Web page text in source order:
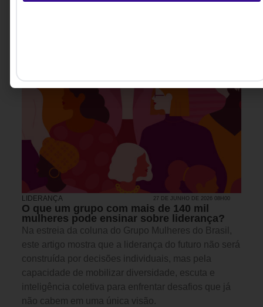
LIDERANÇA 27 DE JUNHO DE 2026 08H00
O que um grupo com mais de 140 mil
mulheres pode ensinar sobre liderança?
Na estreia da coluna do Grupo Mulheres do Brasil,
este artigo mostra que a liderança do futuro não será
construída por decisões individuais, mas pela
capacidade de mobilizar diversidade, escuta e
inteligência coletiva para enfrentar desafios que já
não cabem em uma única visão.